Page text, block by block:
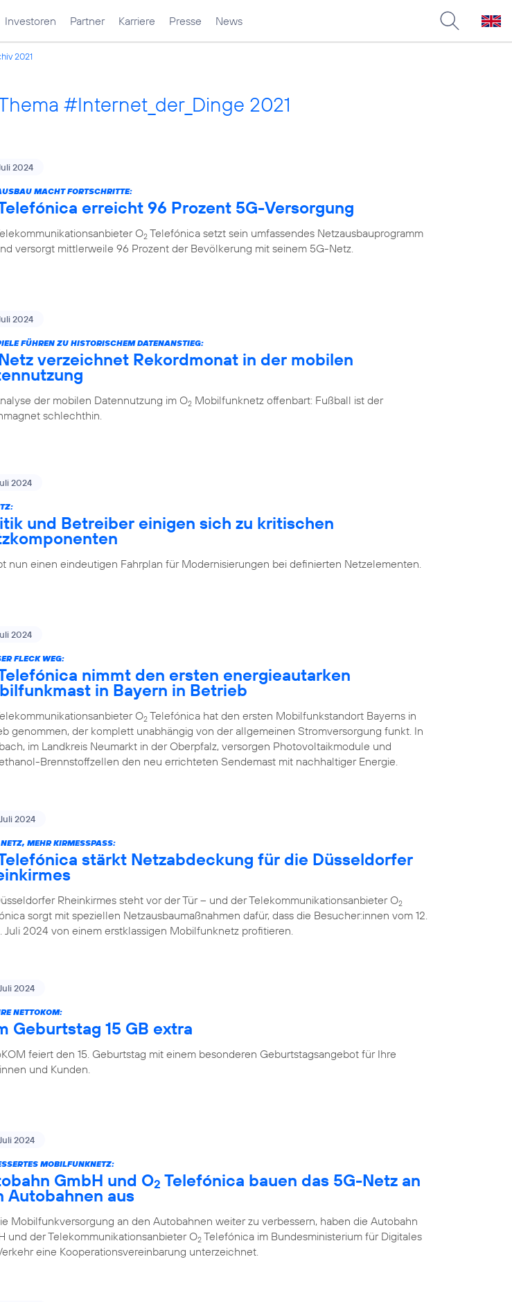
Investoren Partner Karriere Presse News
2021
#Internet_der_Dinge 2021
2024
MACHT FORTSCHRITTE:
erreicht 96 Prozent 5G-Versorgung
O2 Telefónica setzt sein umfassendes Netzausbauprogramm
versorgt mittlerweile 96 Prozent der Bevölkerung mit seinem 5G-Netz.
2024
FÜHREN ZU HISTORISCHEM DATENANSTIEG:
verzeichnet Rekordmonat in der mobilen
der mobilen Datennutzung im O2 Mobilfunknetz offenbart: Fußball ist der
schlechthin.
2024
und Betreiber einigen sich zu kritischen
nun einen eindeutigen Fahrplan für Modernisierungen bei definierten Netzelementen.
2024
FLECK WEG:
nimmt den ersten energieautarken
in Bayern in Betrieb
O2 Telefónica hat den ersten Mobilfunkstandort Bayerns in
genommen, der komplett unabhängig von der allgemeinen Stromversorgung funkt. In
im Landkreis Neumarkt in der Oberpfalz, versorgen Photovoltaikmodule und
Brennstoffzellen den neu errichteten Sendemast mit nachhaltiger Energie.
2024
MEHR KIRMESSPASS:
stärkt Netzabdeckung für die Düsseldorfer
Rheinkirmes steht vor der Tür – und der Telekommunikationsanbieter O2
sorgt mit speziellen Netzausbaumaßnahmen dafür, dass die Besucher:innen vom 12.
Juli 2024 von einem erstklassigen Mobilfunknetz profitieren.
2024
NETTOKOM:
Geburtstag 15 GB extra
feiert den 15. Geburtstag mit einem besonderen Geburtstagsangebot für Ihre
und Kunden.
2024
MOBILFUNKNETZ:
GmbH und O2 Telefónica bauen das 5G-Netz an
Autobahnen aus
Mobilfunkversorgung an den Autobahnen weiter zu verbessern, haben die Autobahn
und der Telekommunikationsanbieter O2 Telefónica im Bundesministerium für Digitales
eine Kooperationsvereinbarung unterzeichnet.